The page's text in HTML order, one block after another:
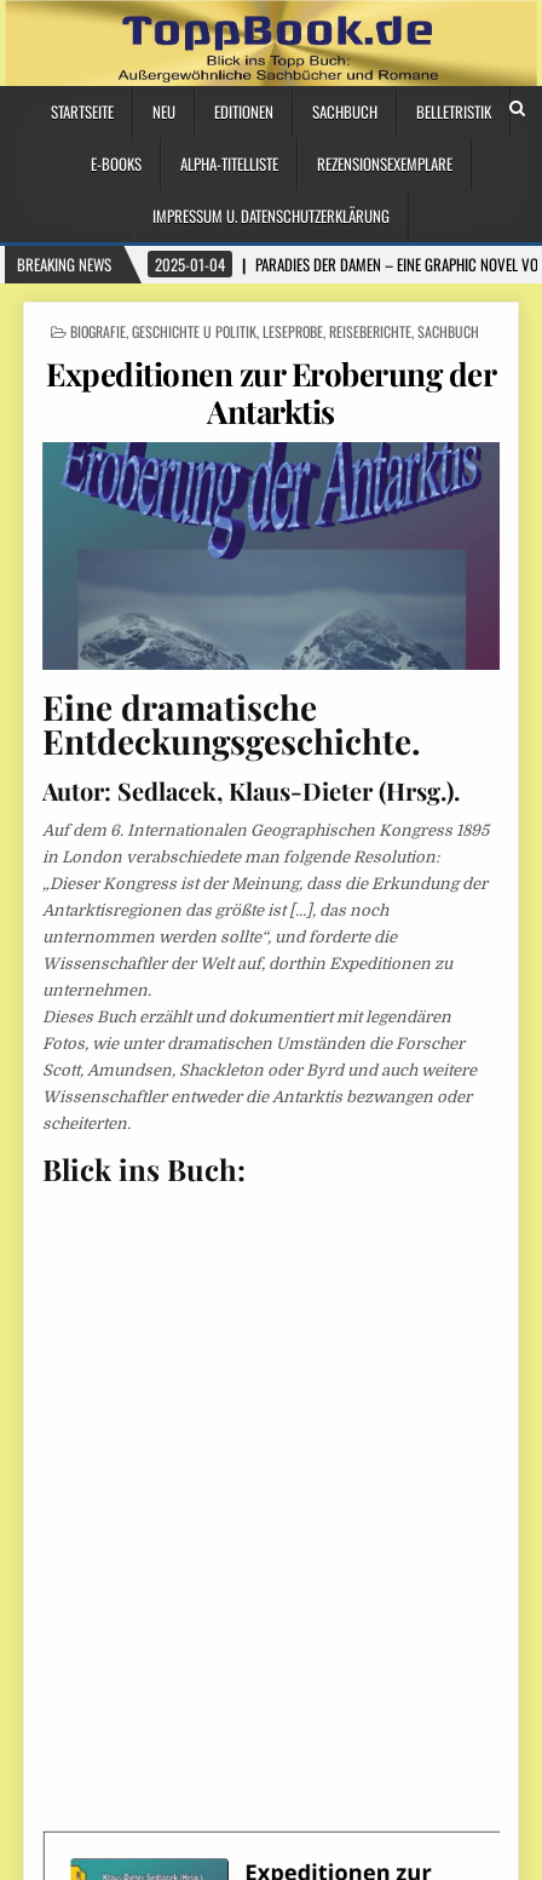
STARTSEITE NEU EDITIONEN SACHBUCH BELLETRISTIK
E-BOOKS ALPHA-TITELLISTE REZENSIONSEXEMPLARE
IMPRESSUM U. DATENSCHUTZERKLÄRUNG
BREAKING NEWS
2025-01-04 PARADIES DER DAMEN – EINE GRAPHIC NOVEL
POSTED
BIOGRAFIE,GESCHICHTE U POLITIK,LESEPROBE,REISEBERICHTE,SACHBUCH
Expeditionen zur Eroberung der
Antarktis
Eine dramatische
Entdeckungsgeschichte.
Autor: Sedlacek, Klaus-Dieter (Hrsg.).
Auf dem 6. Internationalen Geographischen Kongress 1895
in London verabschiedete man folgende Resolution:
„Dieser Kongress ist der Meinung, dass die Erkundung der
Antarktisregionen das größte ist […], das noch
unternommen werden sollte“, und forderte die
Wissenschaftler der Welt auf, dorthin Expeditionen zu
unternehmen.
Dieses Buch erzählt und dokumentiert mit legendären
Fotos, wie unter dramatischen Umständen die Forscher
Scott, Amundsen, Shackleton oder Byrd und auch weitere
Wissenschaftler entweder die Antarktis bezwangen oder
scheiterten.
Blick ins Buch: